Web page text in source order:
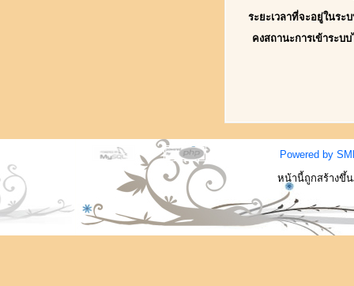
ระยะเวลาที่จะอยู่ในระ
คงสถานะการเข้าระบ
Powered by
หน้านี้ถูกสร้างขึ้น